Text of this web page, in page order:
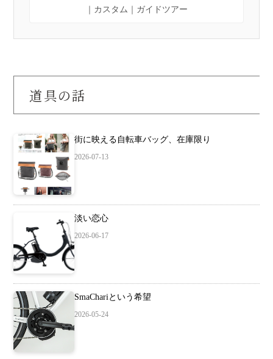
｜カスタム｜ガイドツアー
道具の話
街に映える自転車バッグ、在庫限り
2026-07-13
淡い恋心
2026-06-17
SmaChariという希望
2026-05-24